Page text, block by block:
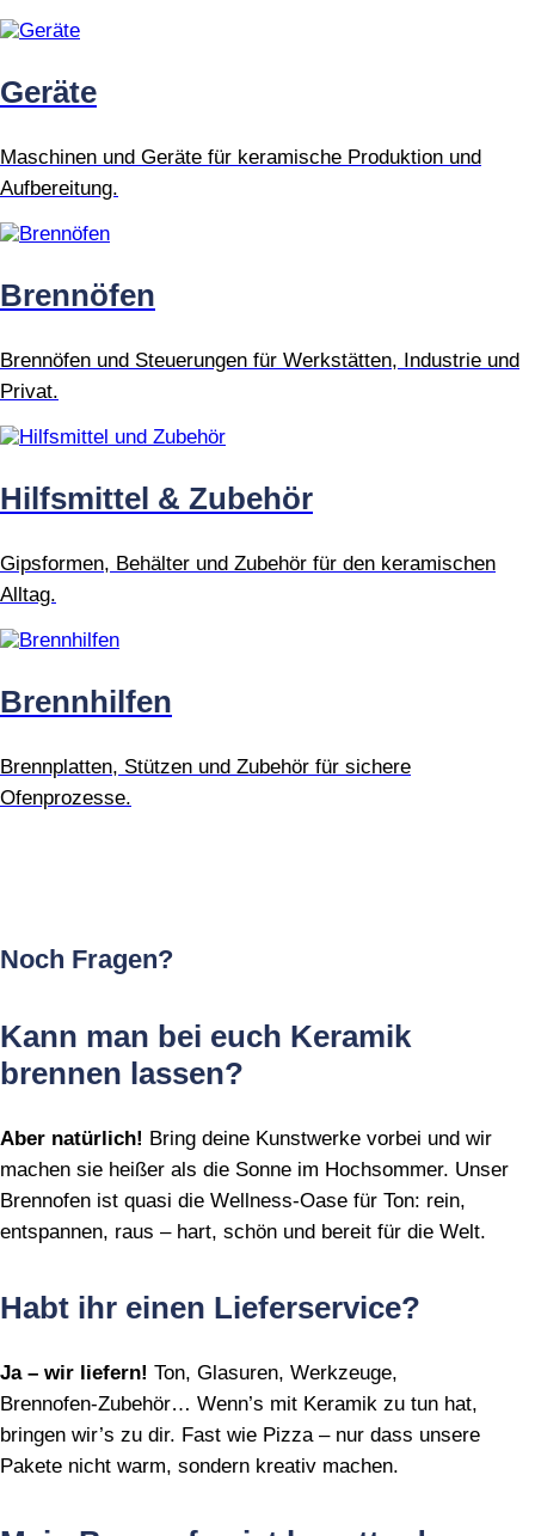
Geräte
Maschinen und Geräte für keramische Produktion und
Aufbereitung.
Brennöfen
Brennöfen und Steuerungen für Werkstätten, Industrie und
Privat.
Hilfsmittel & Zubehör
Gipsformen, Behälter und Zubehör für den keramischen
Alltag.
Brennhilfen
Brennplatten, Stützen und Zubehör für sichere
Ofenprozesse.
Noch Fragen?
Kann man bei euch Keramik
brennen lassen?
Aber natürlich! Bring deine Kunstwerke vorbei und wir
machen sie heißer als die Sonne im Hochsommer. Unser
Brennofen ist quasi die Wellness‑Oase für Ton: rein,
entspannen, raus – hart, schön und bereit für die Welt.
Habt ihr einen Lieferservice?
Ja – wir liefern! Ton, Glasuren, Werkzeuge,
Brennofen‑Zubehör… Wenn’s mit Keramik zu tun hat,
bringen wir’s zu dir. Fast wie Pizza – nur dass unsere
Pakete nicht warm, sondern kreativ machen.